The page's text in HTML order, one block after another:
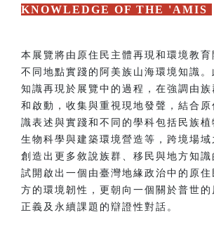
KNOWLEDGE OF THE 'AMIS
本展覽將由原住民主體再現和環境教
不同地點實踐的阿美族山海環境知識。
知識再現於展覽中的過程，在強調由
和啟動，收集與重視現地發聲，結合原
識表述與實踐和不同的學科包括民族植
生物科學與建築環境營造等，跨境場域
創造出更多敘說族群、移民與地方知
試開啟出一個由臺灣地緣政治中的原
方的環境韌性，更朝向一個關於普世
正義及永續課題的辯證性對話。